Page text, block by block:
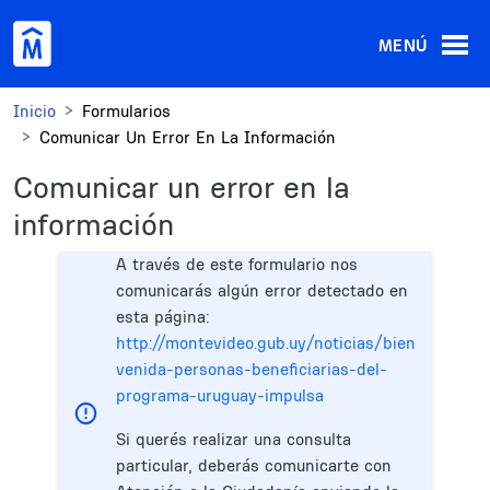
MENÚ
Inicio
Formularios
Comunicar Un Error En La Información
Comunicar un error en la
información
A través de este formulario nos
comunicarás algún error detectado en
esta página:
http://montevideo.gub.uy/noticias/bien
venida-personas-beneficiarias-del-
programa-uruguay-impulsa
Si querés realizar una consulta
particular, deberás comunicarte con